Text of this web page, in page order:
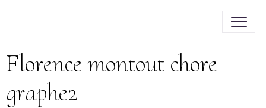
Florence montout chore
graphe2